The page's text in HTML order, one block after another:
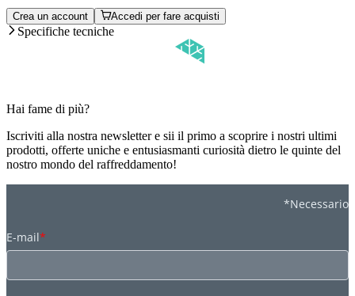
Crea un account Accedi per fare acquisti
Specifiche tecniche
Hai fame di più?
Iscriviti alla nostra newsletter e sii il primo a scoprire i nostri ultimi
prodotti, offerte uniche e entusiasmanti curiosità dietro le quinte del
nostro mondo del raffreddamento!
*Necessario
E-mail*